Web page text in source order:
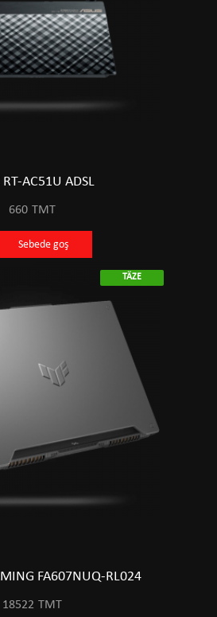
RT-AC51U ADSL
660 TMT
Sebede goş
TÄZE
FA607NUQ-RL024
18522 TMT